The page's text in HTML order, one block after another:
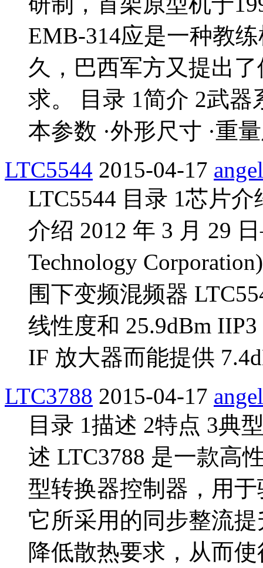
EMB-314应是一种教
久，巴西军方又提出
求。 目录 1简介 2武器
本参数 ·外形尺寸 ·重
LTC5544 2015-04-17
LTC5544 目录 1芯片
介绍 2012 年 3 月 29
Technology
围下变频混频器
线性度和 25.9dBm
IF 放大器而能提供
LTC3788 2015-04-17
目录 1描述 2特点 3典
述 LTC3788 是一款高
型转换器控制器，用
它所采用的同步整流
降低散热要求，从而